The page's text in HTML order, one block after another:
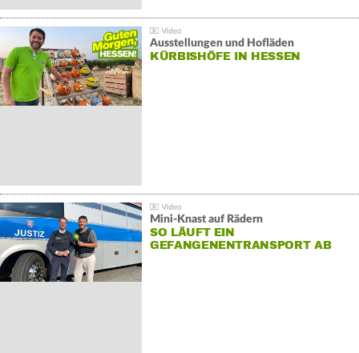
Ausstellungen und Hofläden
KÜRBISHÖFE IN HESSEN
Mini-Knast auf Rädern
SO LÄUFT EIN
GEFANGENENTRANSPORT AB